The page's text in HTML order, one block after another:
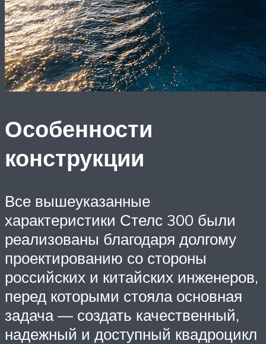
Особенности
конструкции
Все вышеуказанные
характеристики Стелс 300 были
реализованы благодаря долгому
проектированию со стороны
российских и китайских инженеров,
перед которыми стояла основная
задача — создать качественный,
надежный и доступный квадроцикл